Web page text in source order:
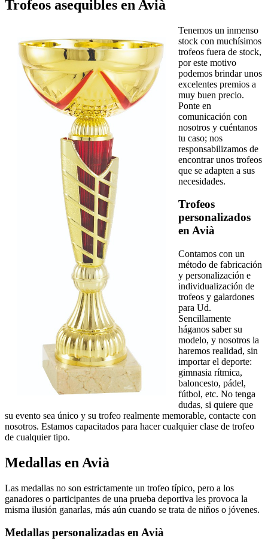
Trofeos asequibles en Avià
Tenemos un inmenso
stock con muchísimos
trofeos fuera de stock,
por este motivo
podemos brindar unos
excelentes premios a
muy buen precio.
Ponte en
comunicación con
nosotros y cuéntanos
tu caso; nos
responsabilizamos de
encontrar unos trofeos
que se adapten a sus
necesidades.
Trofeos
personalizados
en Avià
Contamos con un
método de fabricación
y personalización e
individualización de
trofeos y galardones
para Ud.
Sencillamente
háganos saber su
modelo, y nosotros la
haremos realidad, sin
importar el deporte:
gimnasia rítmica,
baloncesto, pádel,
fútbol, etc. No tenga
dudas, si quiere que
su evento sea único y su trofeo realmente memorable, contacte con
nosotros. Estamos capacitados para hacer cualquier clase de trofeo
de cualquier tipo.
Medallas en Avià
Las medallas no son estrictamente un trofeo típico, pero a los
ganadores o participantes de una prueba deportiva les provoca la
misma ilusión ganarlas, más aún cuando se trata de niños o jóvenes.
Medallas personalizadas en Avià